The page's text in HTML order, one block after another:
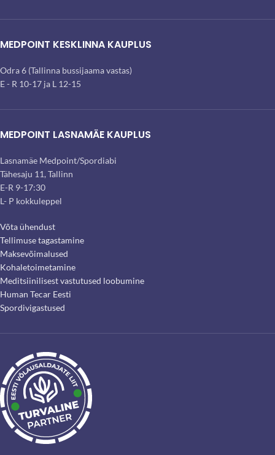
MEDPOINT KESKLINNA KAUPLUS
Odra 6 (Tallinna bussijaama vastas)
E - R 10-17 ja L 12-15
MEDPOINT LASNAMÄE KAUPLUS
Lasnamäe Medpoint/Spordiabi
Tähesaju 11, Tallinn
E-R 9-17:30
L- P kokkuleppel
Võta ühendust
Tellimuse tagastamine
Maksevõimalused
Kohaletoimetamine
Meditsiinilisest vastutused loobumine
Human Tecar Eesti
Spordivigastused